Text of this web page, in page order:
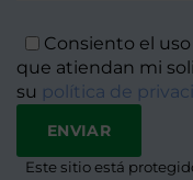
Consiento el
que atiendan mi
su política de
Este sitio está